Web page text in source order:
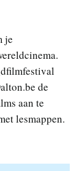
je
de
aan te
lesmappen.